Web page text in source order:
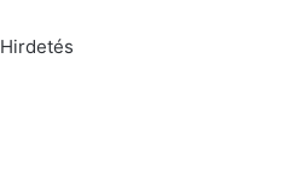
Hirdetés